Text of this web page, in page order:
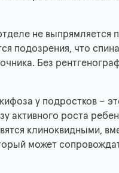
не выпрямляется
подозрения, что
Без
у подростков –
роста
клиноквидными,
может